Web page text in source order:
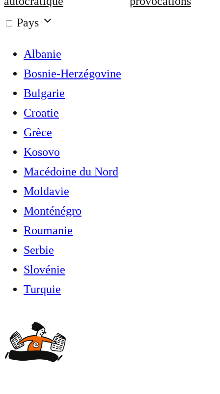
Pays
Albanie
Bosnie-Herzégovine
Bulgarie
Croatie
Grèce
Kosovo
Macédoine du Nord
Moldavie
Monténégro
Roumanie
Serbie
Slovénie
Turquie